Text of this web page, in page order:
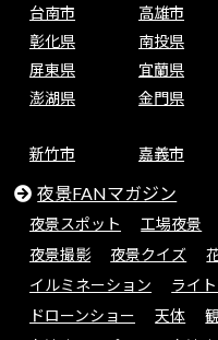
台南市
高雄市
彰化県
南投県
屏東県
宜蘭県
澎湖県
金門県
新竹市 嘉義市
夜景FANマガジン
夜景スポット 工場夜景
夜景撮影
夜景クイズ
イルミネーション
ライ
ドローンショー
天体